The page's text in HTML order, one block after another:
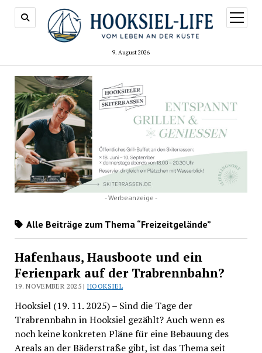
9. August 2026
Menü
öffnen
- Werbeanzeige -
Alle Beiträge zum Thema “Freizeitgelände”
Hafenhaus, Hausboote und ein
Ferienpark auf der Trabrennbahn?
19. NOVEMBER 2025 |HOOKSIEL
Hooksiel (19. 11. 2025) – Sind die Tage der
Trabrennbahn in Hooksiel gezählt? Auch wenn es
noch keine konkreten Pläne für eine Bebauung des
Areals an der Bäderstraße gibt, ist das Thema seit